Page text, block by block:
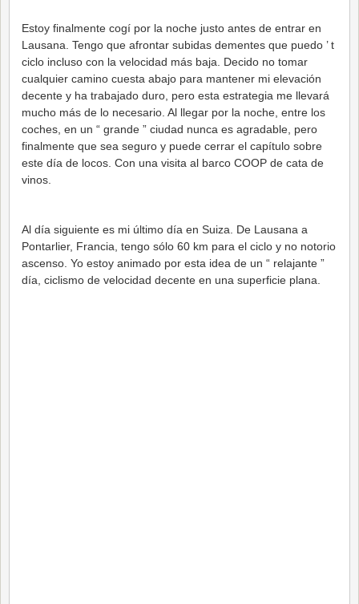
Estoy finalmente cogí por la noche justo antes de entrar en
Lausana. Tengo que afrontar subidas dementes que puedo ’ t
ciclo incluso con la velocidad más baja. Decido no tomar
cualquier camino cuesta abajo para mantener mi elevación
decente y ha trabajado duro, pero esta estrategia me llevará
mucho más de lo necesario. Al llegar por la noche, entre los
coches, en un “ grande ” ciudad nunca es agradable, pero
finalmente que sea seguro y puede cerrar el capítulo sobre
este día de locos. Con una visita al barco COOP de cata de
vinos.
Al día siguiente es mi último día en Suiza. De Lausana a
Pontarlier, Francia, tengo sólo 60 km para el ciclo y no notorio
ascenso. Yo estoy animado por esta idea de un “ relajante ”
día, ciclismo de velocidad decente en una superficie plana.